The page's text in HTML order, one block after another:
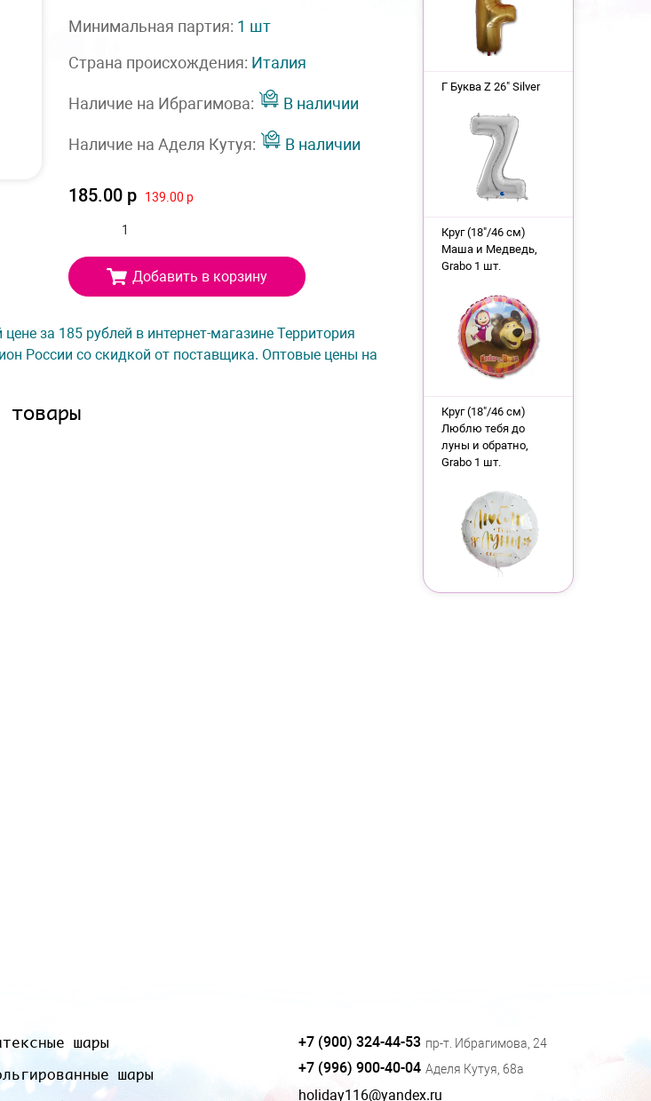
Минимальная партия: 1 шт
Страна происхождения: Италия
Наличие на Ибрагимова: В наличии
Наличие на Аделя Кутуя: В наличии
185.00 р 139.00 р
Добавить в корзину
за 185 рублей в интернет-магазине Территория
России со скидкой от поставщика. Оптовые цены на
товары
Г Буква Z 26" Silver
Круг (18"/46 см)
Маша и Медведь,
Grabo 1 шт.
Круг (18"/46 см)
Люблю тебя до
луны и обратно,
Grabo 1 шт.
шары
шары
+7 (900) 324-44-53 пр-т. Ибрагимова, 24
+7 (996) 900-40-04 Аделя Кутуя, 68а
holiday116@yandex.ru